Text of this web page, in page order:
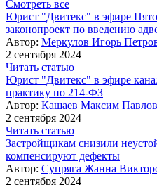
Смотреть все
Юрист "Двитекс" в эфире
законопроект по введению
Автор: Меркулов Игорь
2 сентября 2024
Читать статью
Юрист "Двитекс" в эфире
практику по 214-ФЗ
Автор: Кашаев Максим
2 сентября 2024
Читать статью
Застройщикам снизили
компенсируют дефекты
Автор: Супряга Жанна
2 сентября 2024